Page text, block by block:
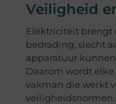
Veiligheid
Elektriciteit brengt
bedrading, slecht
apparatuur
Daarom wordt
vakman die werkt
veiligheidsnormen.